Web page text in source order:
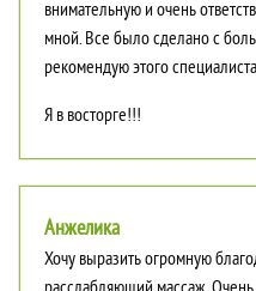
внимательную и очень
мной. Все было сделано с
рекомендую этого
Я в восторге!!!
Хочу выразить огромную
расслабляющий массаж.
Анжелика